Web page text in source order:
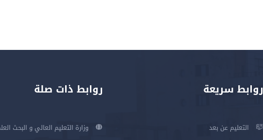
روابط سريعة
التعليم عن بعد
روابط ذات صلة
وزارة التعليم العالي و البحث